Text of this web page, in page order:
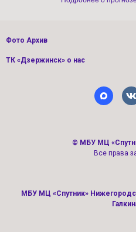
Фото Архив
ТК «Дзержинск» о нас
© МБУ МЦ
Все права
МБУ МЦ «Спутник»